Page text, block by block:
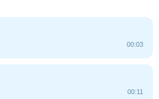
00:03
00:11